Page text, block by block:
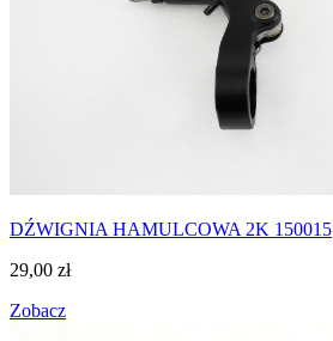
DŹWIGNIA HAMULCOWA 2K 150015
29,00 zł
Zobacz